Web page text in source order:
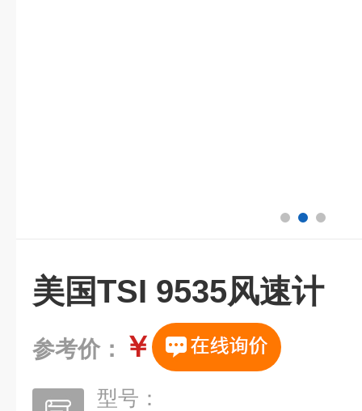
美国TSI 9535风速计
参考价： ￥
型号：